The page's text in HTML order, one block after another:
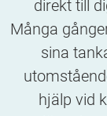
direkt till
Många
sina
hjälp vid